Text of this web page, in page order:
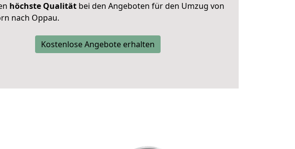
höchste Qualität bei den Angeboten für den Umzug von
nach Oppau.
Kostenlose Angebote erhalten